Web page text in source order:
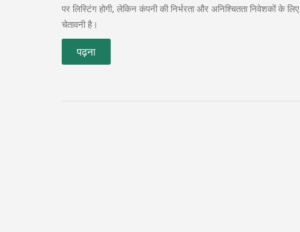
पर लिस्टिंग होगी, लेकिन कंपनी की निर्भरता और अनिश्चितता निवेशकों के लिए
चेतावनी है।
पढ़ना